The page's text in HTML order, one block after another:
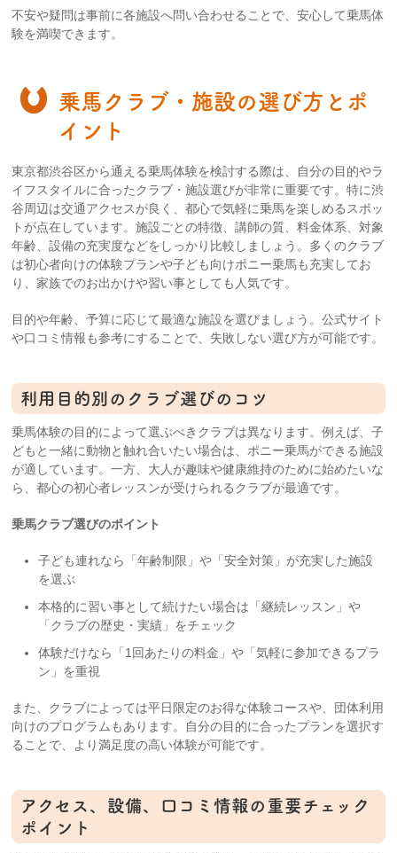
不安や疑問は事前に各施設へ問い合わせることで、安心して乗馬体
験を満喫できます。
乗馬クラブ・施設の選び方とポ
イント
東京都渋谷区から通える乗馬体験を検討する際は、自分の目的やラ
イフスタイルに合ったクラブ・施設選びが非常に重要です。特に渋
谷周辺は交通アクセスが良く、都心で気軽に乗馬を楽しめるスポッ
トが点在しています。施設ごとの特徴、講師の質、料金体系、対象
年齢、設備の充実度などをしっかり比較しましょう。多くのクラブ
は初心者向けの体験プランや子ども向けポニー乗馬も充実してお
り、家族でのお出かけや習い事としても人気です。
目的や年齢、予算に応じて最適な施設を選びましょう。公式サイト
や口コミ情報も参考にすることで、失敗しない選び方が可能です。
利用目的別のクラブ選びのコツ
乗馬体験の目的によって選ぶべきクラブは異なります。例えば、子
どもと一緒に動物と触れ合いたい場合は、ポニー乗馬ができる施設
が適しています。一方、大人が趣味や健康維持のために始めたいな
ら、都心の初心者レッスンが受けられるクラブが最適です。
乗馬クラブ選びのポイント
子ども連れなら「年齢制限」や「安全対策」が充実した施設
を選ぶ
本格的に習い事として続けたい場合は「継続レッスン」や
「クラブの歴史・実績」をチェック
体験だけなら「1回あたりの料金」や「気軽に参加できるプラ
ン」を重視
また、クラブによっては平日限定のお得な体験コースや、団体利用
向けのプログラムもあります。自分の目的に合ったプランを選択す
ることで、より満足度の高い体験が可能です。
アクセス、設備、口コミ情報の重要チェック
ポイント